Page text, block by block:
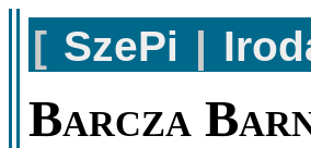
[ SzePi |
Barcza